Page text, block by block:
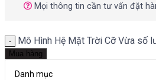
Mọi thông tin cần tư vấn đặt
Mô Hình Hệ Mặt Trời Cỡ Vừa số
Mua hàng
Danh mục